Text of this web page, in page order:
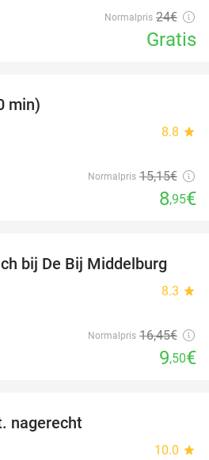
Normalpris 24€
Gratis
min)
8.8 star
Normalpris 15,15€
8,95€
42%
bij De Bij Middelburg
8.3 star
Normalpris 16,45€
9,50€
nagerecht
10.0 star